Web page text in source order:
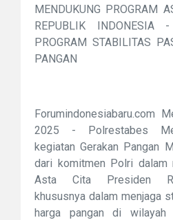
MENDUKUNG PROGRAM
REPUBLIK INDONESIA
PROGRAM STABILITAS
PANGAN
Forumindonesiabaru.com
2025 - Polrestabes
kegiatan Gerakan Pangan
dari komitmen Polri dalam
Asta Cita Presiden
khususnya dalam menjaga
harga pangan di wilayah